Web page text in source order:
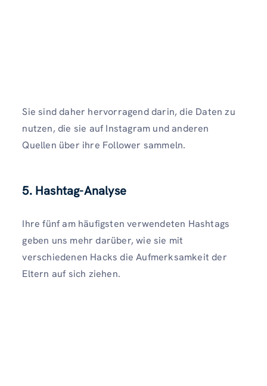
Sie sind daher hervorragend darin, die Daten zu
nutzen, die sie auf Instagram und anderen
Quellen über ihre Follower sammeln.
5. Hashtag-Analyse
Ihre fünf am häufigsten verwendeten Hashtags
geben uns mehr darüber, wie sie mit
verschiedenen Hacks die Aufmerksamkeit der
Eltern auf sich ziehen.